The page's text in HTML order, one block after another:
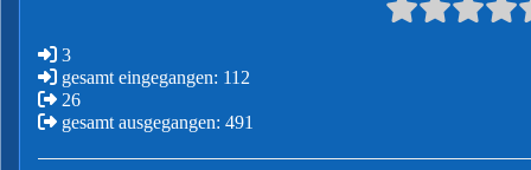
3
gesamt eingegangen: 112
26
gesamt ausgegangen: 491